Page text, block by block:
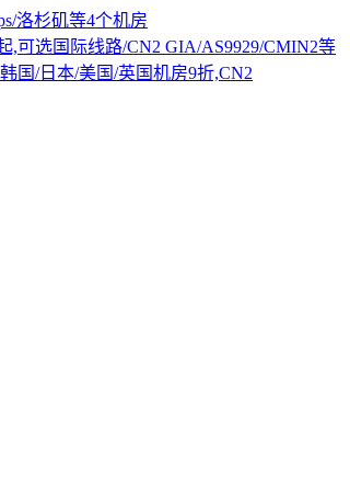
洛杉矶等4个机房
,可选国际线路/CN2 GIA/AS9929/CMIN2等
国/日本/美国/英国机房9折,CN2